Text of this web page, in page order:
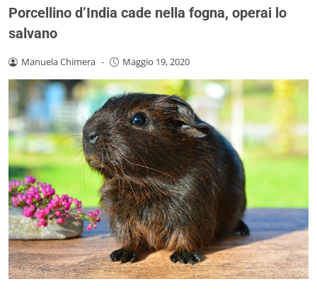
Porcellino d’India cade nella fogna, operai lo
salvano
Manuela Chimera - Maggio 19, 2020